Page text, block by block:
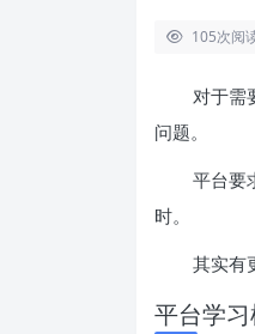
105次阅
对于需
问题。
平台要
时。
其实有
平台学